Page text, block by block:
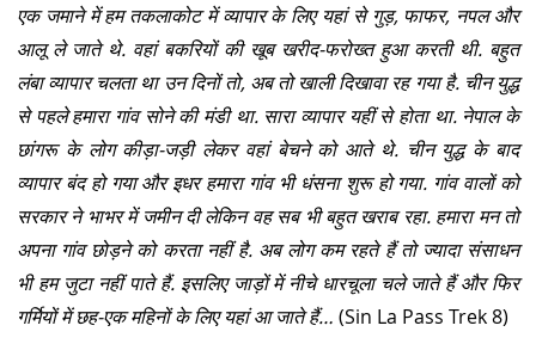
एक जमाने में हम तकलाकोट में व्यापार के लिए यहां से गुड़, फाफर, नपल और
आलू ले जाते थे. वहां बकरियों की खूब खरीद-फरोख्त हुआ करती थी. बहुत
लंबा व्यापार चलता था उन दिनों तो, अब तो खाली दिखावा रह गया है. चीन युद्ध
से पहले हमारा गांव सोने की मंडी था. सारा व्यापार यहीं से होता था. नेपाल के
छांगरू के लोग कीड़ा-जड़ी लेकर वहां बेचने को आते थे. चीन युद्ध के बाद
व्यापार बंद हो गया और इधर हमारा गांव भी धंसना शुरू हो गया. गांव वालों को
सरकार ने भाभर में जमीन दी लेकिन वह सब भी बहुत खराब रहा. हमारा मन तो
अपना गांव छोड़ने को करता नहीं है. अब लोग कम रहते हैं तो ज्यादा संसाधन
भी हम जुटा नहीं पाते हैं. इसलिए जाड़ों में नीचे धारचूला चले जाते हैं और फिर
गर्मियों में छह-एक महिनों के लिए यहां आ जाते हैं… (Sin La Pass Trek 8)